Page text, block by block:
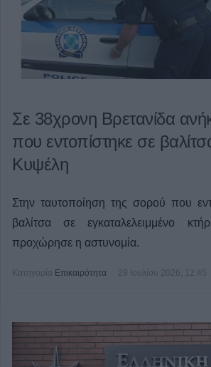
Σε 38χρονη Βρετανίδα
που εντοπίστηκε σε
Κυψέλη
Στην ταυτοποίηση της σορού που
βαλίτσα σε εγκαταλελειμμένο
προχώρησε η αστυνομία.
Κατηγορία Επικαιρότητα 29 Ιουλίου 2026, 12:45